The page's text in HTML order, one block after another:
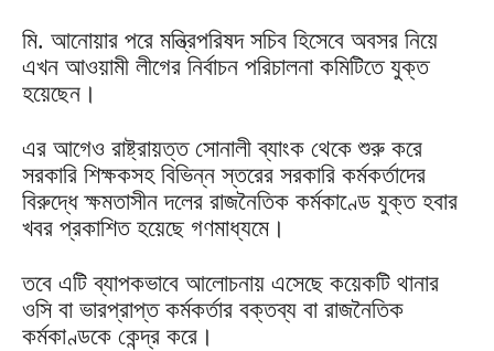
মি. আনোয়ার পরে মন্ত্রিপরিষদ সচিব হিসেবে অবসর নিয়ে
এখন আওয়ামী লীগের নির্বাচন পরিচালনা কমিটিতে যুক্ত
হয়েছেন।
এর আগেও রাষ্ট্রায়ত্ত সোনালী ব্যাংক থেকে শুরু করে
সরকারি শিক্ষকসহ বিভিন্ন স্তরের সরকারি কর্মকর্তাদের
বিরুদ্ধে ক্ষমতাসীন দলের রাজনৈতিক কর্মকাণ্ডে যুক্ত হবার
খবর প্রকাশিত হয়েছে গণমাধ্যমে।
তবে এটি ব্যাপকভাবে আলোচনায় এসেছে কয়েকটি থানার
ওসি বা ভারপ্রাপ্ত কর্মকর্তার বক্তব্য বা রাজনৈতিক
কর্মকাণ্ডকে কেন্দ্র করে।